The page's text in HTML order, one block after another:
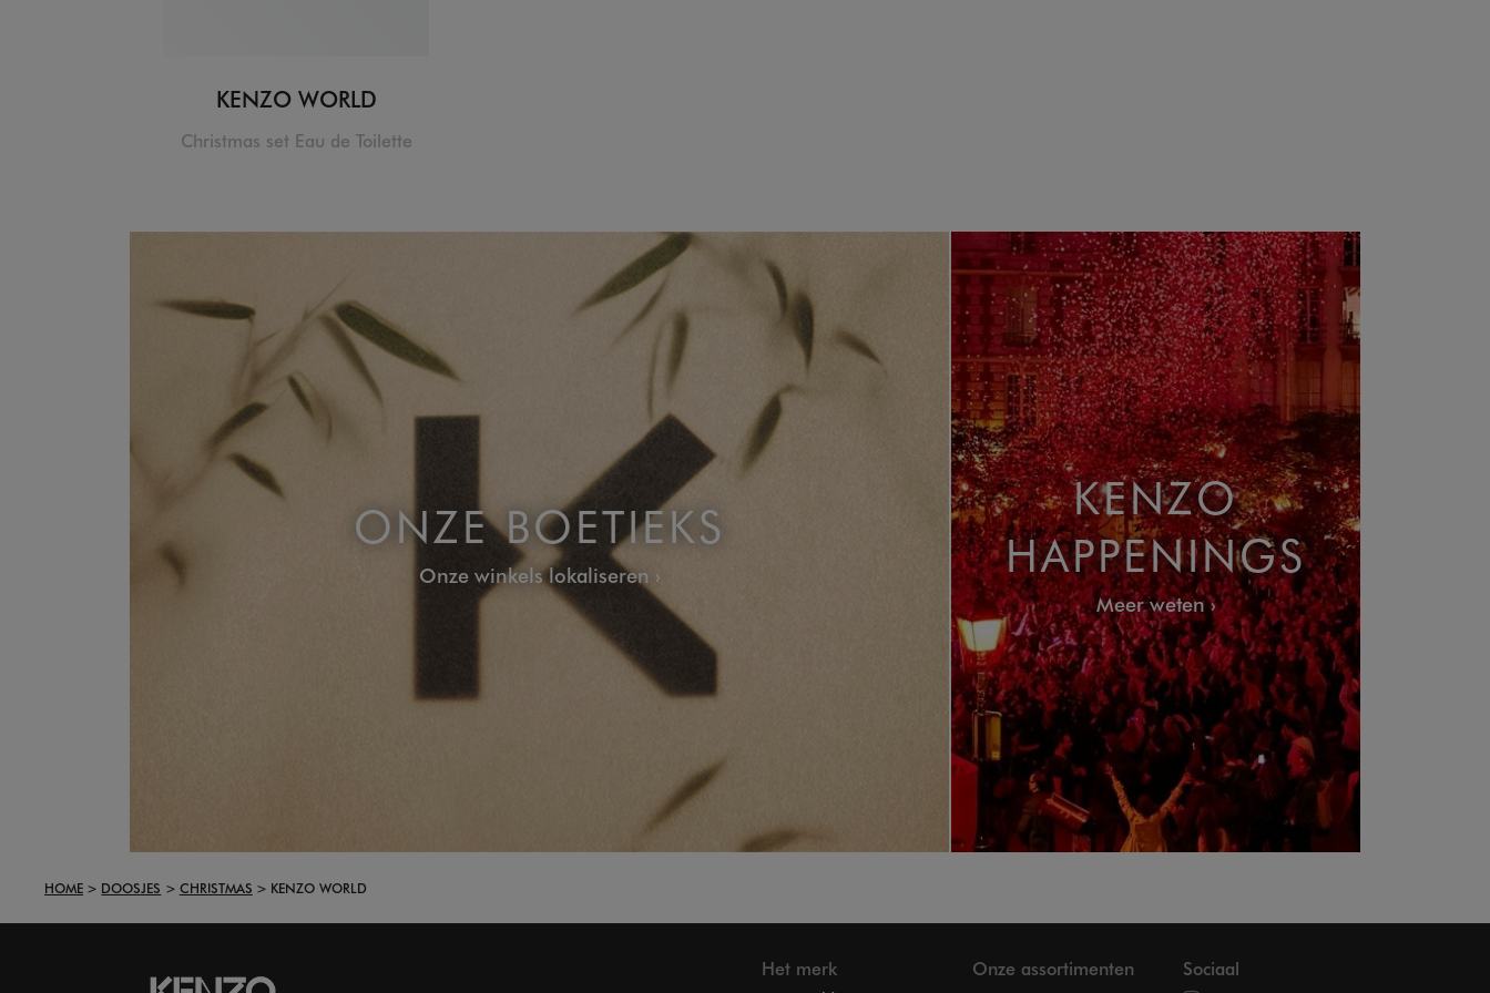
KENZO WORLD
Christmas set Eau de Toilette
ONZE BOETIEKS
Onze winkels lokaliseren
KENZO
HAPPENINGS
Meer weten
HOME DOOSJES CHRISTMAS KENZO WORLD
Het merk Onze assortimenten Sociaal